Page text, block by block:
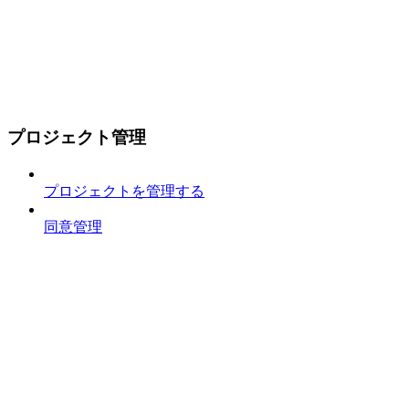
プロジェクト管理
プロジェクトを管理する
同意管理